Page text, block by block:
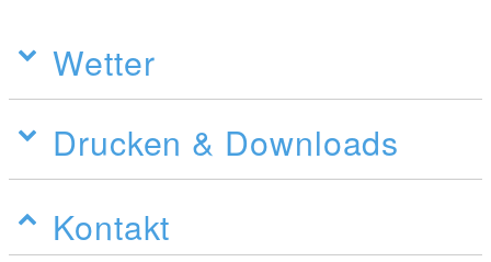
Wetter
Drucken & Downloads
Kontakt